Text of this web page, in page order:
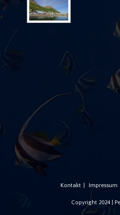
Kontakt Impressum
Copyright 2024 |